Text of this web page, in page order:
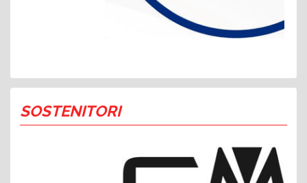
SOSTENITORI